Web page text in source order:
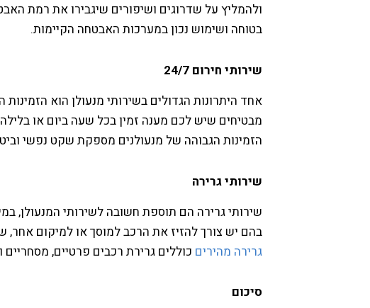
ולהמליץ על שדרוגים ושיפורים שיגבירו את רמת
בטוחה ושימוש נכון במערכות האבטחה הקיימות.
שירותי חירום 24/7
מבטיחים שיש לכם מענה זמין בכל שעה ביום או
הזמינות הגבוהה של מנעולנים מספקת שקט נפשי
שירותי גרירה
שירותי גרירה הם תוספת חשובה לשירותי המנעולן,
בהם יש צורך להזיז את הרכב למוסך או למיקום אחר,
גרירה מהירים כוללים גרירת רכבים פרטיים,
סיכום